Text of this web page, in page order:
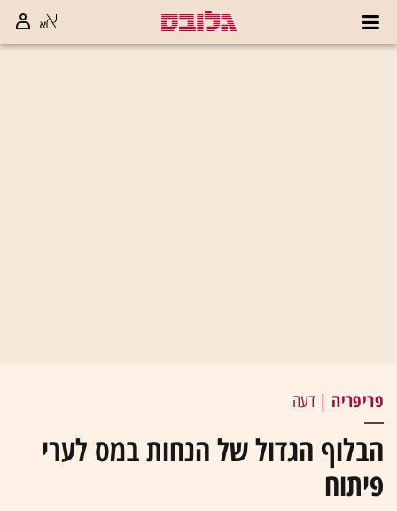
פריפריה | דעה
הבלוף הגדול של הנחות במס לערי
פיתוח